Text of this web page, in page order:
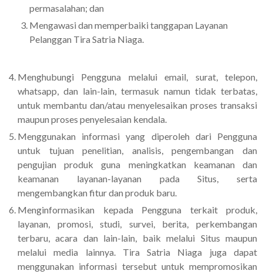
permasalahan; dan
Mengawasi dan memperbaiki tanggapan Layanan
Pelanggan Tira Satria Niaga.
Menghubungi Pengguna melalui email, surat, telepon,
whatsapp, dan lain-lain, termasuk namun tidak terbatas,
untuk membantu dan/atau menyelesaikan proses transaksi
maupun proses penyelesaian kendala.
Menggunakan informasi yang diperoleh dari Pengguna
untuk tujuan penelitian, analisis, pengembangan dan
pengujian produk guna meningkatkan keamanan dan
keamanan layanan-layanan pada Situs, serta
mengembangkan fitur dan produk baru.
Menginformasikan kepada Pengguna terkait produk,
layanan, promosi, studi, survei, berita, perkembangan
terbaru, acara dan lain-lain, baik melalui Situs maupun
melalui media lainnya. Tira Satria Niaga juga dapat
menggunakan informasi tersebut untuk mempromosikan